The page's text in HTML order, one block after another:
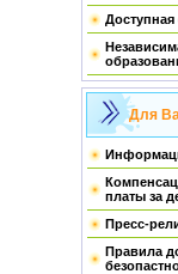
Доступная
Для
платы за
Пресс-
Правила